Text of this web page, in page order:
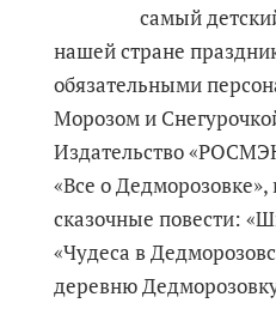
самый
нашей стране
обязательными
Морозом и
Издательство
«Все о
сказочные повести:
«Чудеса в
деревню